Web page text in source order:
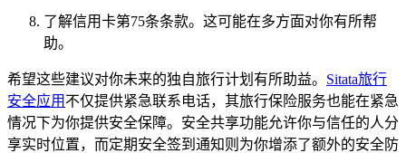
了解信用卡第75条条款。这可能在多方面对你有所帮
助。
希望这些建议对你未来的独自旅行计划有所助益。 Sitata旅行
安全应用 不仅提供紧急联系电话，其旅行保险服务也能在紧急
情况下为你提供安全保障。安全共享功能允许你与信任的人分
享实时位置，而定期安全签到通知则为你增添了额外的安全防